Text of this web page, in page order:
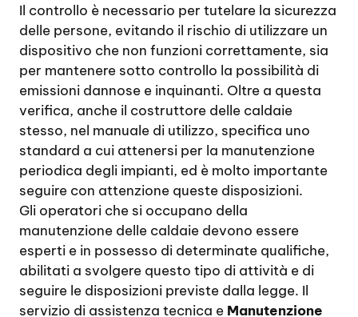
Il controllo è necessario per tutelare la sicurezza
delle persone, evitando il rischio di utilizzare un
dispositivo che non funzioni correttamente, sia
per mantenere sotto controllo la possibilità di
emissioni dannose e inquinanti. Oltre a questa
verifica, anche il costruttore delle caldaie
stesso, nel manuale di utilizzo, specifica uno
standard a cui attenersi per la manutenzione
periodica degli impianti, ed è molto importante
seguire con attenzione queste disposizioni.
Gli operatori che si occupano della
manutenzione delle caldaie devono essere
esperti e in possesso di determinate qualifiche,
abilitati a svolgere questo tipo di attività e di
seguire le disposizioni previste dalla legge. Il
servizio di assistenza tecnica e Manutenzione